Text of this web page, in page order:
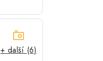
+ další (6)